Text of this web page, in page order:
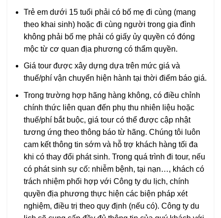
Trẻ em dưới 15 tuổi phải có bố mẹ đi cùng (mang
theo khai sinh) hoặc đi cùng người trong gia đình
không phải bố mẹ phải có giấy ủy quyền có đóng
mộc từ cơ quan địa phương có thẩm quyền.
Giá tour được xây dựng dựa trên mức giá và
thuế/phí vận chuyển hiện hành tại thời điểm báo giá.
Trong trường hợp hãng hàng không, có điều chỉnh
chính thức liên quan đến phụ thu nhiên liệu hoặc
thuế/phí bắt buộc, giá tour có thể được cập nhật
tương ứng theo thông báo từ hãng. Chúng tôi luôn
cam kết thông tin sớm và hỗ trợ khách hàng tối đa
khi có thay đổi phát sinh. Trong quá trình đi tour, nếu
có phát sinh sự cố: nhiễm bệnh, tại nạn…, khách có
trách nhiệm phối hợp với Công ty du lịch, chính
quyền địa phương thực hiện các biện pháp xét
nghiệm, điều trị theo quy định (nếu có). Công ty du